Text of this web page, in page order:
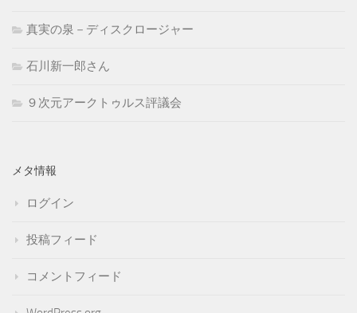
真実の泉－ディスクロージャー
石川新一郎さん
９次元アークトゥルス評議会
メタ情報
ログイン
投稿フィード
コメントフィード